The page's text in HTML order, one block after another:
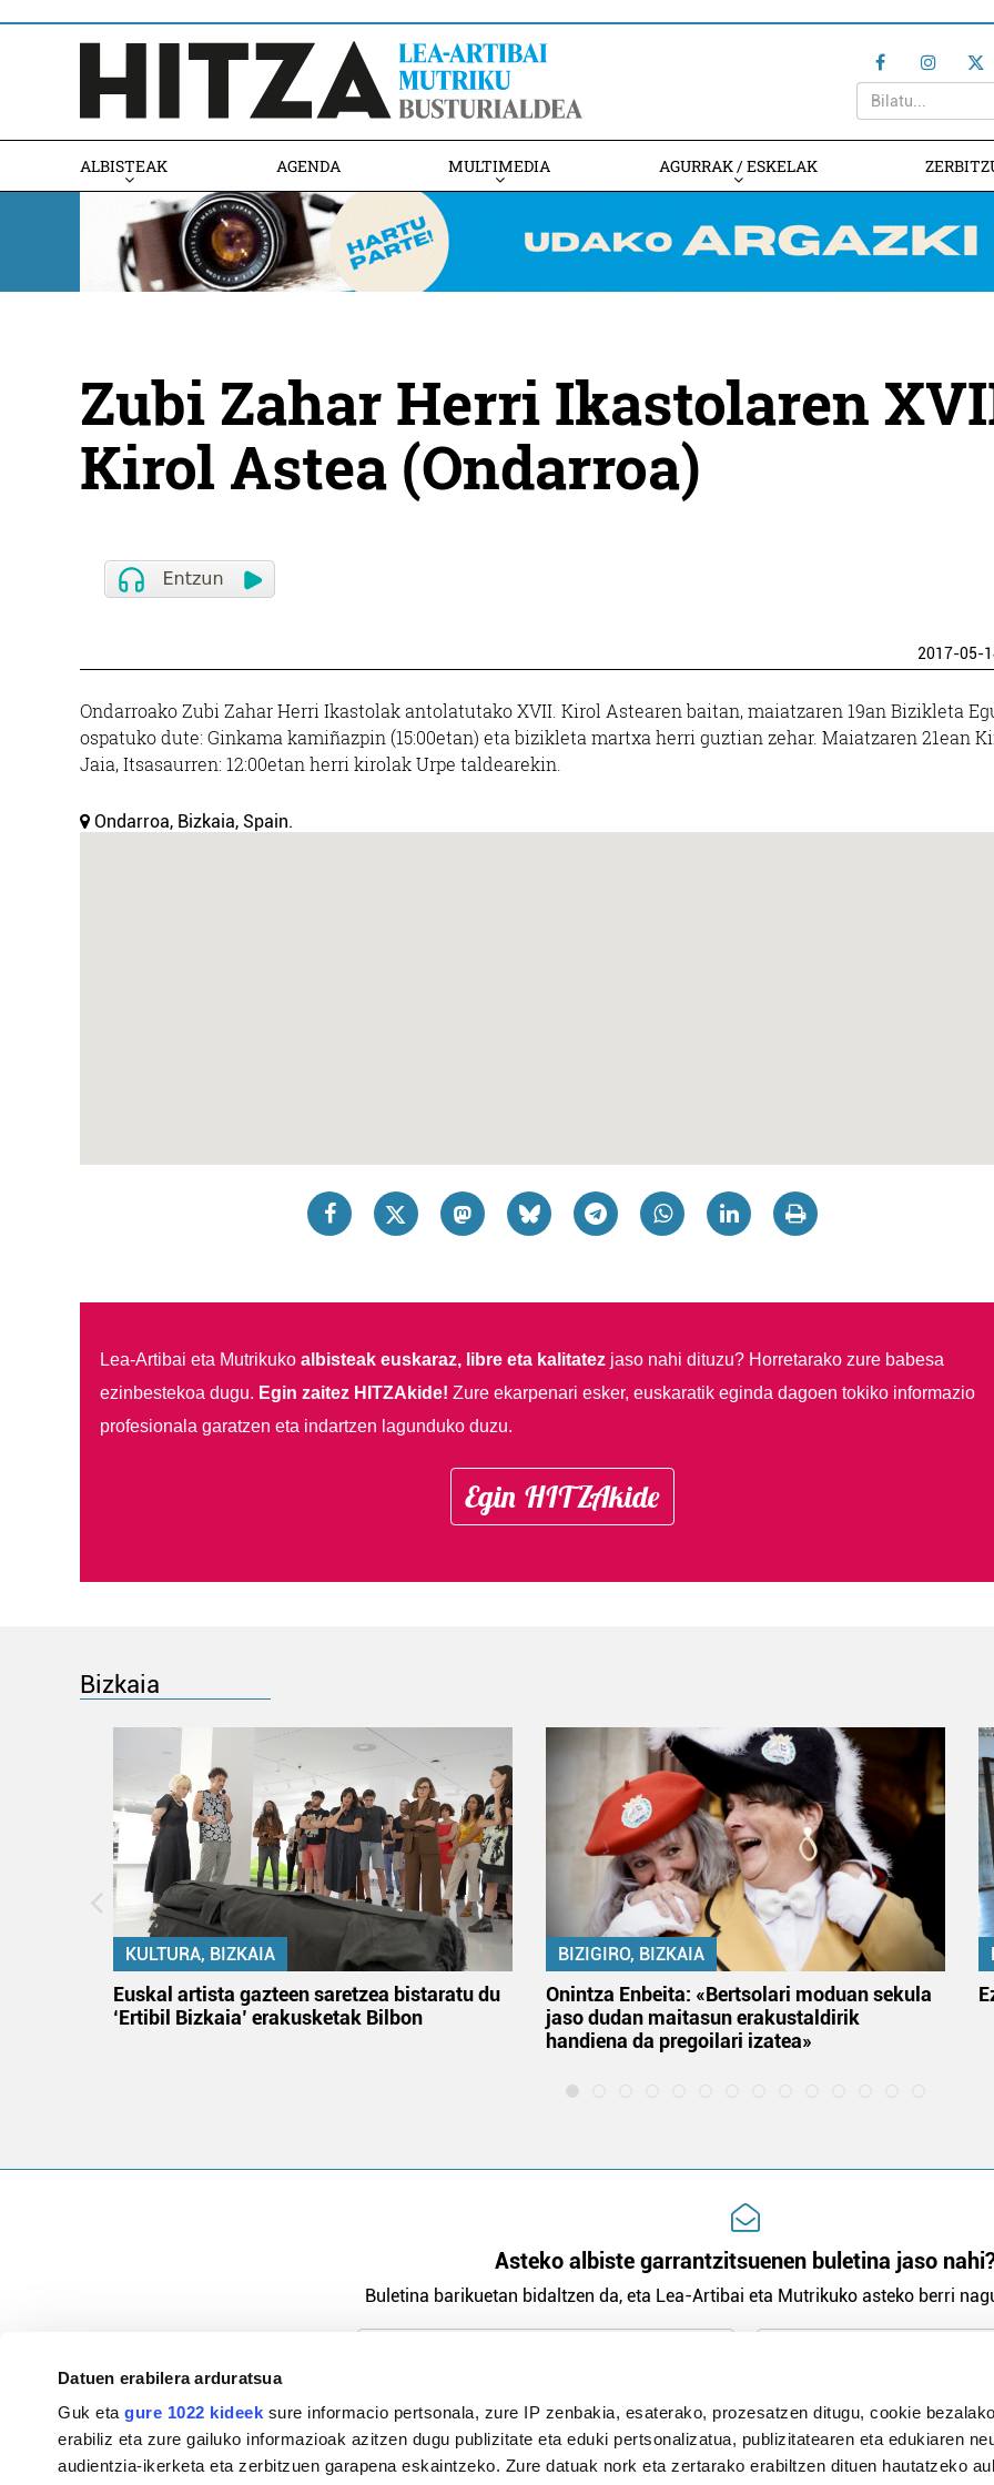
Datuen erabilera arduratsua
Guk etagure 1022 kideek sure informacio pertsonala, zure IP zenbakia, esaterako, prozesatzen ditugu, cookie
erabiliz eta zure gailuko informazioak azitzen dugu publizitate eta eduki pertsonalizatua, publizitatearen eta edukiaren
audientzia-ikerketa eta zerbitzuen garapena eskaintzeko. Zure datuak nork eta zertarako erabiltzen dituen hautatzeko
ALBISTEAK AGENDA MULTIMEDIA AGURRAK / ESKELAK
Zubi Zahar Herri Ikastolaren
Kirol Astea (Ondarroa)
2017-05-
Ondarroako Zubi Zahar Herri Ikastolak antolatutako XVII. Kirol Astearen baitan, maiatzaren 19an Bizikleta
ospatuko dute: Ginkama kamiñazpin (15:00etan) eta bizikleta martxa herri guztian zehar. Maiatzaren 21ean
Jaia, Itsasaurren: 12:00etan herri kirolak Urpe taldearekin.
Ondarroa, Bizkaia, Spain.
Lea-Artibai eta Mutrikuko albisteak euskaraz, libre eta kalitatezjaso nahi dituzu? Horretarako zure babesa
ezinbestekoa dugu. Egin zaitez HITZAkide! Zure ekarpenari esker, euskaratik eginda dagoen tokiko informazio
profesionala garatzen eta indartzen lagunduko duzu.
Egin HITZAkide
Bizkaia
KULTURA, BIZKAIA
Euskal artista gazteen saretzea bistaratu du
‘Ertibil Bizkaia’ erakusketak Bilbon
BIZIGIRO, BIZKAIA
Onintza Enbeita: «Bertsolari moduan sekula
jaso dudan maitasun erakustaldirik
handiena da pregoilari izatea»
Asteko albiste garrantzitsuenen buletina jaso
Buletina barikuetan bidaltzen da, eta Lea-Artibai eta Mutrikuko asteko berri